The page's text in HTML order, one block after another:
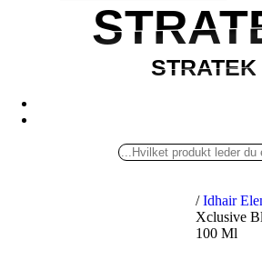
STRATEK
STRATEK
/ Idhair
Xclusive
100 Ml